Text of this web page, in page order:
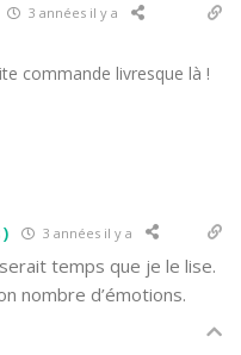
3 années il y a
commande livresque là !
3 années il y a
temps que je le lise.
nombre d’émotions.